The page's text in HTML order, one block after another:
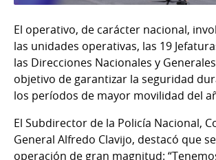
El operativo, de carácter nacional,
las unidades operativas, las 19
las Direcciones Nacionales y
objetivo de garantizar la seguridad
los períodos de mayor movilidad del
El Subdirector de la Policía Nacional,
General Alfredo Clavijo, destacó que
operación de gran magnitud: